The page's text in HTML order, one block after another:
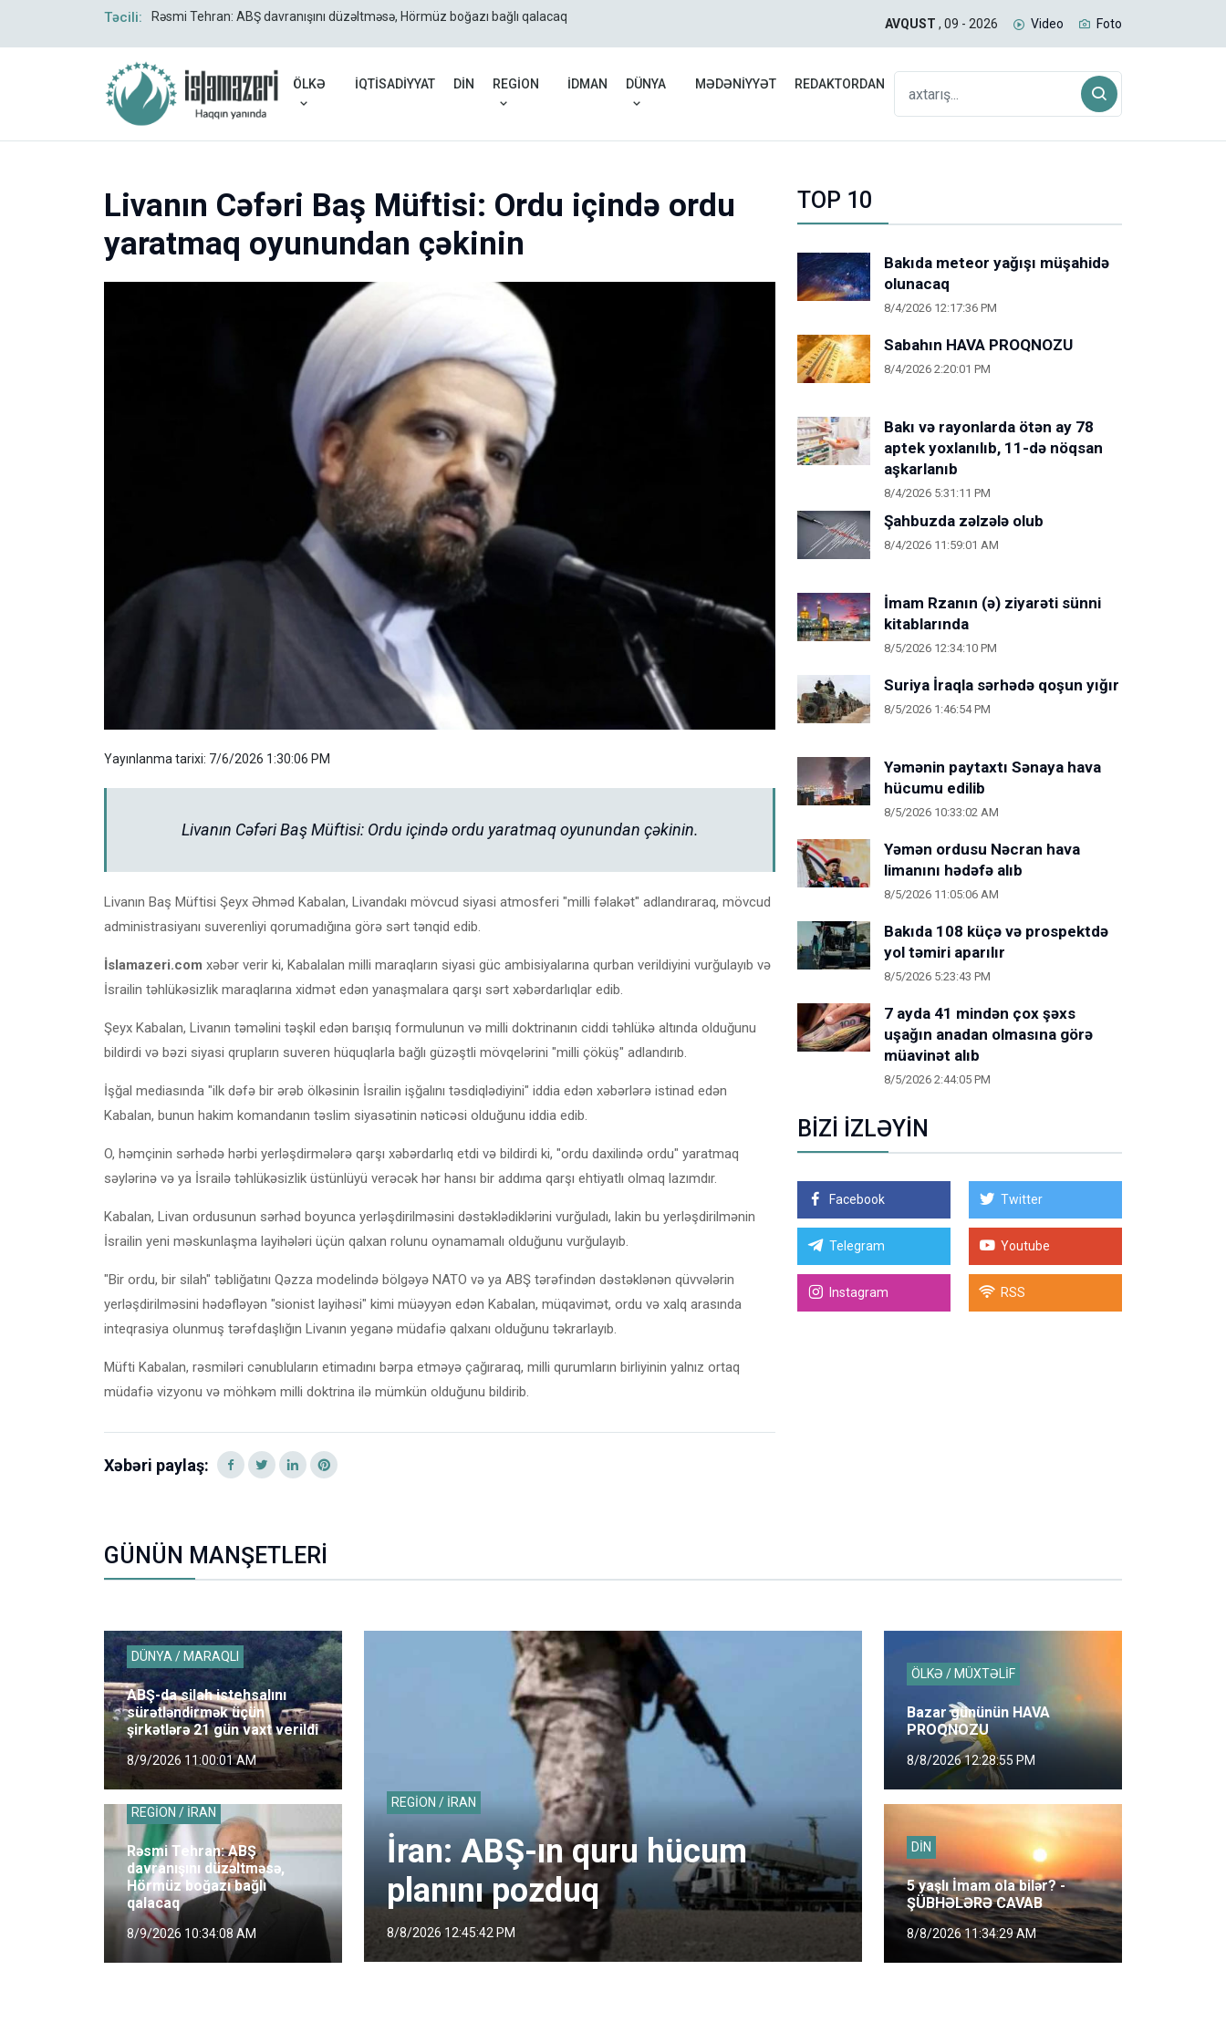
Təcili: Rəsmi Tehran: ABŞ davranışını düzəltməsə, Hörmüz boğazı bağlı qalacaq İran: ABŞ-ın quru hücum planını pozduqAVQUST , 09 - 2026 Video Foto
ÖLKƏ İQTİSADİYYAT DİN REGİON İDMAN DÜNYA MƏDƏNİYYƏT REDAKTORDAN
Livanın Cəfəri Baş Müftisi: Ordu içində ordu
yaratmaq oyunundan çəkinin
Yayınlanma tarixi: 7/6/2026 1:30:06 PM
Livanın Cəfəri Baş Müftisi: Ordu içində ordu yaratmaq oyunundan çəkinin.
Livanın Baş Müftisi Şeyx Əhməd Kabalan, Livandakı mövcud siyasi atmosferi "milli fəlakət" adlandıraraq, mövcud
administrasiyanı suverenliyi qorumadığına görə sərt tənqid edib.
İslamazeri.com xəbər verir ki, Kabalalan milli maraqların siyasi güc ambisiyalarına qurban verildiyini vurğulayıb və
İsrailin təhlükəsizlik maraqlarına xidmət edən yanaşmalara qarşı sərt xəbərdarlıqlar edib.
Şeyx Kabalan, Livanın təməlini təşkil edən barışıq formulunun və milli doktrinanın ciddi təhlükə altında olduğunu
bildirdi və bəzi siyasi qrupların suveren hüquqlarla bağlı güzəştli mövqelərini "milli çöküş" adlandırıb.
İşğal mediasında "ilk dəfə bir ərəb ölkəsinin İsrailin işğalını təsdiqlədiyini" iddia edən xəbərlərə istinad edən
Kabalan, bunun hakim komandanın təslim siyasətinin nəticəsi olduğunu iddia edib.
O, həmçinin sərhədə hərbi yerləşdirmələrə qarşı xəbərdarlıq etdi və bildirdi ki, "ordu daxilində ordu" yaratmaq
səylərinə və ya İsrailə təhlükəsizlik üstünlüyü verəcək hər hansı bir addıma qarşı ehtiyatlı olmaq lazımdır.
Kabalan, Livan ordusunun sərhəd boyunca yerləşdirilməsini dəstəklədiklərini vurğuladı, lakin bu yerləşdirilmənin
İsrailin yeni məskunlaşma layihələri üçün qalxan rolunu oynamamalı olduğunu vurğulayıb.
"Bir ordu, bir silah" təbliğatını Qəzza modelində bölgəyə NATO və ya ABŞ tərəfindən dəstəklənən qüvvələrin
yerləşdirilməsini hədəfləyən "sionist layihəsi" kimi müəyyən edən Kabalan, müqavimət, ordu və xalq arasında
inteqrasiya olunmuş tərəfdaşlığın Livanın yeganə müdafiə qalxanı olduğunu təkrarlayıb.
Müfti Kabalan, rəsmiləri cənubluların etimadını bərpa etməyə çağıraraq, milli qurumların birliyinin yalnız ortaq
müdafiə vizyonu və möhkəm milli doktrina ilə mümkün olduğunu bildirib.
Xəbəri paylaş:
TOP 10
Bakıda meteor yağışı müşahidə
olunacaq
8/4/2026 12:17:36 PM
Sabahın HAVA PROQNOZU
8/4/2026 2:20:01 PM
Bakı və rayonlarda ötən ay 78
aptek yoxlanılıb, 11-də nöqsan
aşkarlanıb
8/4/2026 5:31:11 PM
Şahbuzda zəlzələ olub
8/4/2026 11:59:01 AM
İmam Rzanın (ə) ziyarəti sünni
kitablarında
8/5/2026 12:34:10 PM
Suriya İraqla sərhədə qoşun yığır
8/5/2026 1:46:54 PM
Yəmənin paytaxtı Sənaya hava
hücumu edilib
8/5/2026 10:33:02 AM
Yəmən ordusu Nəcran hava
limanını hədəfə alıb
8/5/2026 11:05:06 AM
Bakıda 108 küçə və prospektdə
yol təmiri aparılır
8/5/2026 5:23:43 PM
7 ayda 41 mindən çox şəxs
uşağın anadan olmasına görə
müavinət alıb
8/5/2026 2:44:05 PM
BİZİ İZLƏYİN
Facebook Twitter
Telegram Youtube
Instagram RSS
GÜNÜN MANŞETLERİ
DÜNYA / MARAQLI
ABŞ-da silah istehsalını
sürətləndirmək üçün
şirkətlərə 21 gün vaxt verildi
8/9/2026 11:00:01 AM
REGİON / İRAN
Rəsmi Tehran: ABŞ
davranışını düzəltməsə,
Hörmüz boğazı bağlı
qalacaq
8/9/2026 10:34:08 AM
REGİON / İRAN
İran: ABŞ-ın quru hücum
planını pozduq
8/8/2026 12:45:42 PM
ÖLKƏ / MÜXTƏLİF
Bazar gününün HAVA
PROQNOZU
8/8/2026 12:28:55 PM
DİN
5 yaşlı İmam ola bilər? -
ŞÜBHƏLƏRƏ CAVAB
8/8/2026 11:34:29 AM